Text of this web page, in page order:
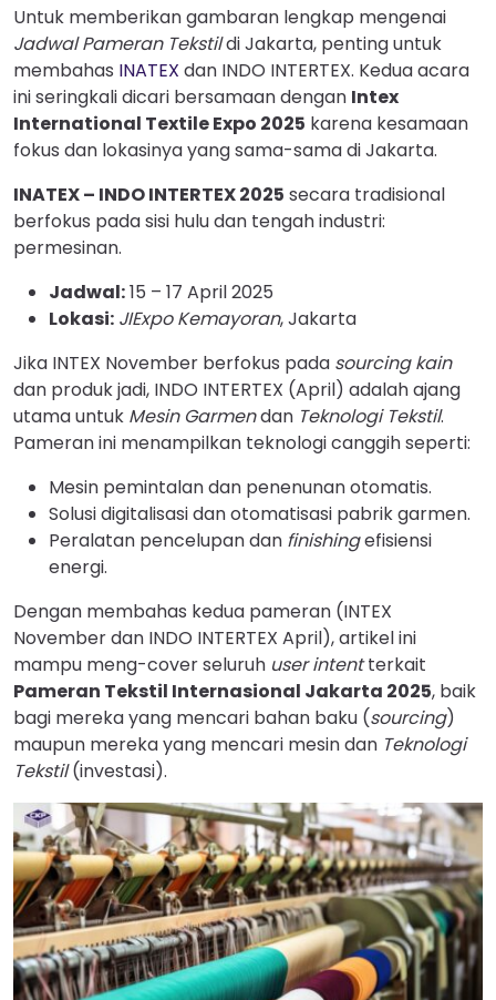
Untuk memberikan gambaran lengkap mengenai
Jadwal Pameran Tekstildi Jakarta, penting untuk
membahas INATEX dan INDO INTERTEX. Kedua acara
ini seringkali dicari bersamaan dengan Intex
International Textile Expo 2025 karena kesamaan
fokus dan lokasinya yang sama-sama di Jakarta.
INATEX – INDO INTERTEX 2025 secara tradisional
berfokus pada sisi hulu dan tengah industri:
permesinan.
Jadwal:15 – 17 April 2025
Lokasi: JIExpo Kemayoran, Jakarta
Jika INTEX November berfokus pada sourcing kain
dan produk jadi, INDO INTERTEX (April) adalah ajang
utama untuk Mesin Garmendan Teknologi Tekstil.
Pameran ini menampilkan teknologi canggih seperti:
Mesin pemintalan dan penenunan otomatis.
Solusi digitalisasi dan otomatisasi pabrik garmen.
Peralatan pencelupan dan finishingefisiensi
energi.
Dengan membahas kedua pameran (INTEX
November dan INDO INTERTEX April), artikel ini
mampu meng-cover seluruh user intentterkait
Pameran Tekstil Internasional Jakarta 2025, baik
bagi mereka yang mencari bahan baku (sourcing)
maupun mereka yang mencari mesin dan Teknologi
Tekstil(investasi).